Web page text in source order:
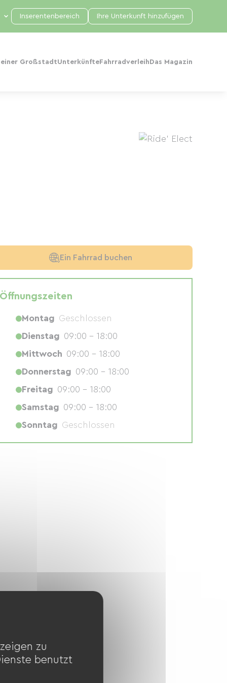
einer GroßstadtUnterkünfte Fahrradverleih Das Magazin
Inserentenbereich Ihre Unterkunft hinzufügen
Ein Fahrrad buchen
Öffnungszeiten
Montag Geschlossen
Dienstag 09:00 - 18:00
Mittwoch 09:00 - 18:00
Donnerstag 09:00 - 18:00
Freitag 09:00 - 18:00
Samstag 09:00 - 18:00
Sonntag Geschlossen
zu
benutzt